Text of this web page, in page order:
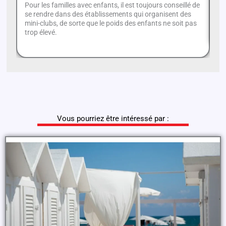
Pour les familles avec enfants, il est toujours conseillé de
se rendre dans des établissements qui organisent des
mini-clubs, de sorte que le poids des enfants ne soit pas
trop élevé.
Vous pourriez être intéressé par :